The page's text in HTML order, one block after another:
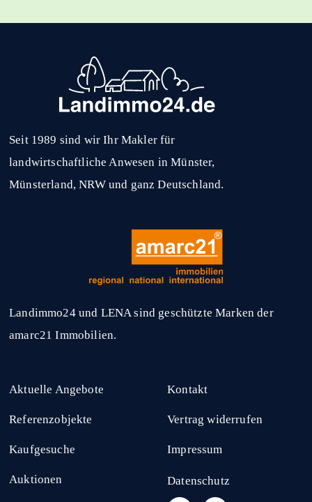
Seit 1989 sind wir Ihr Makler für
landwirtschaftliche Anwesen in Münster,
Münsterland, NRW und ganz Deutschland.
Landimmo24 und LENA sind geschützte Marken der
amarc21 Immobilien.
Aktuelle Angebote
Referenzobjekte
Kaufgesuche
Auktionen
Kontakt
Vertrag widerrufen
Impressum
Datenschutz